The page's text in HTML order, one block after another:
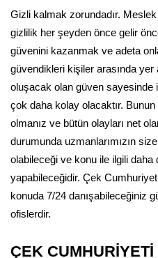
Gizli kalmak zorundadır.
gizlilik her şeyden önce gelir
güvenini kazanmak ve adeta
güvendikleri kişiler arasında yer
oluşacak olan güven sayesinde
çok daha kolay olacaktır.
olmanız ve bütün olayları net
durumunda uzmanlarımızın
olabileceği ve konu ile ilgili daha
yapabileceğidir. Çek
konuda 7/24 danışabileceğiniz
ofislerdir.
ÇEK